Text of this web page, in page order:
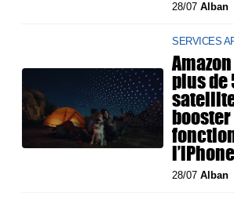
28/07Alban
SERVICES
plus de
l’iPhone
28/07Alban